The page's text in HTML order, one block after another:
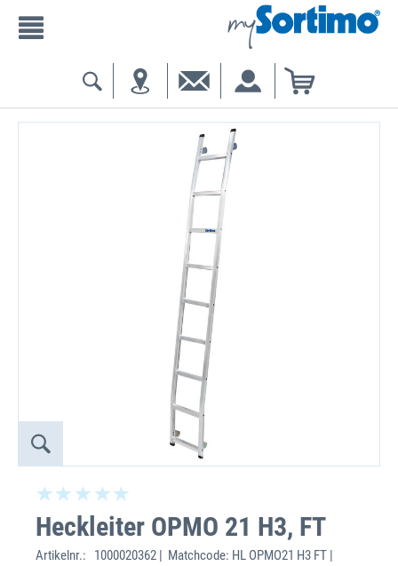
Heckleiter OPMO 21 H3, FT
Artikelnr.:
1000020362 | Matchcode: HL OPMO21 H3 FT |